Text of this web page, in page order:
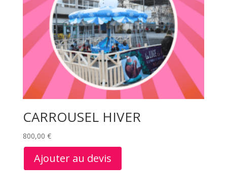
CARROUSEL HIVER
800,00 €
Ajouter au devis